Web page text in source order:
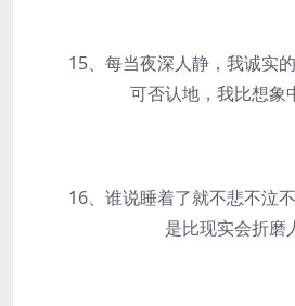
15、每当夜深人静，我诚实的
可否认地，我比想象
16、谁说睡着了就不悲不泣不
是比现实会折磨